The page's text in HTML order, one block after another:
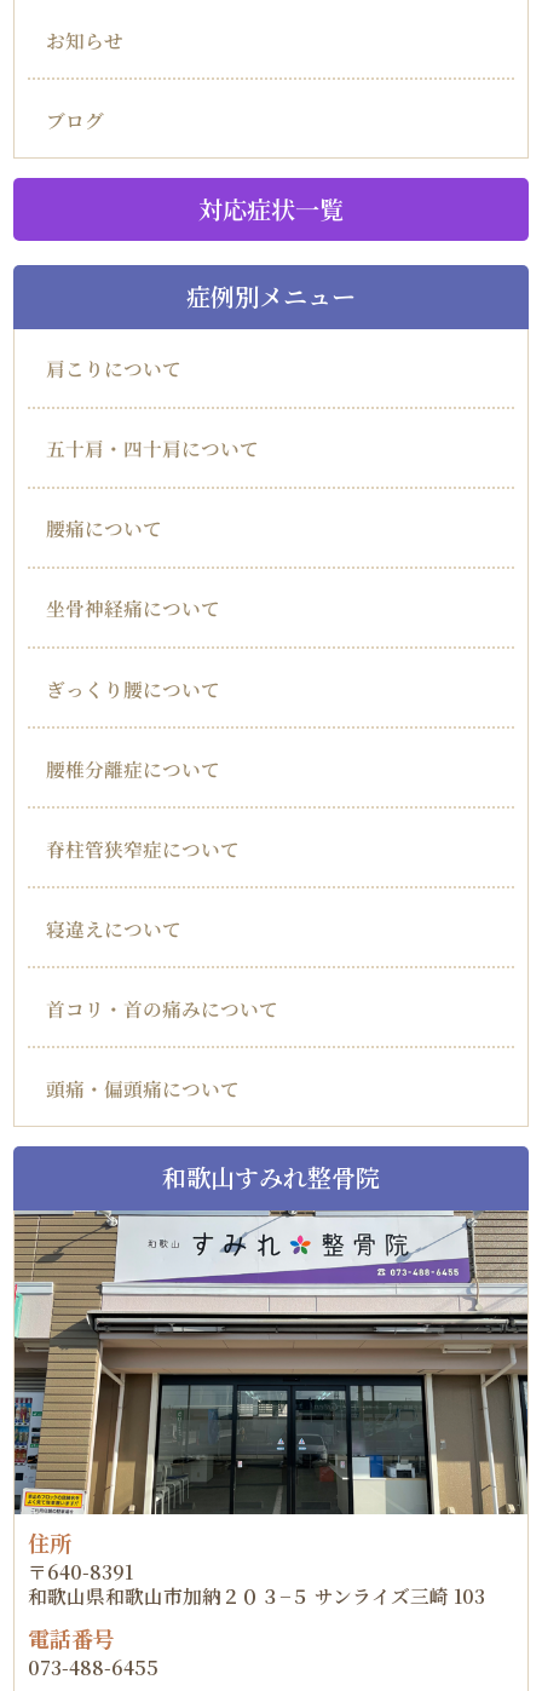
お知らせ
ブログ
対応症状一覧
症例別メニュー
肩こりについて
五十肩・四十肩について
腰痛について
坐骨神経痛について
ぎっくり腰について
腰椎分離症について
脊柱管狭窄症について
寝違えについて
首コリ・首の痛みについて
頭痛・偏頭痛について
和歌山すみれ整骨院
住所
〒640-8391
和歌山県和歌山市加納２０３−５ サンライズ三崎 103
電話番号
073-488-6455